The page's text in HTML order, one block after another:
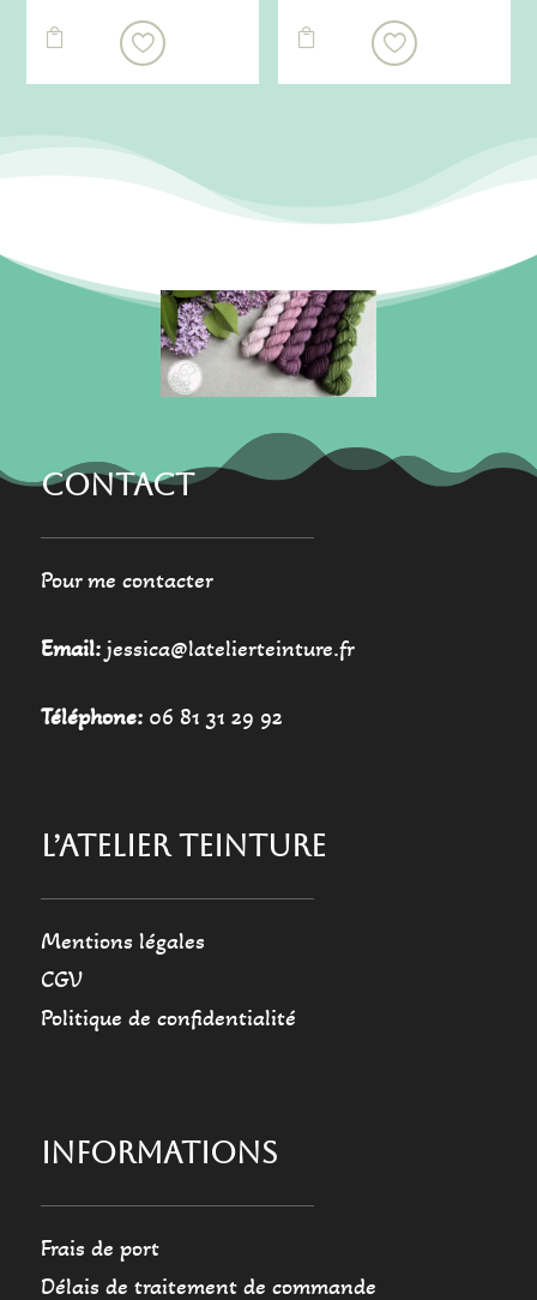
 
CONTACT
Pour me contacter
Email:jessica@latelierteinture.fr
Téléphone:06 81 31 29 92
L’ATELIER TEINTURE
Mentions légales
CGV
Politique de confidentialité
INFORMATIONS
Frais de port
Délais de traitement de commande